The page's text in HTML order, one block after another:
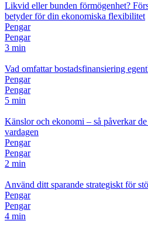
Likvid eller bunden förmögenhet?
betyder för din ekonomiska flexibilitet
Pengar
Pengar
3 min
Vad omfattar bostadsfinansiering
Pengar
Pengar
5 min
Känslor och ekonomi – så påverkar
vardagen
Pengar
Pengar
2 min
Använd ditt sparande strategiskt för
Pengar
Pengar
4 min